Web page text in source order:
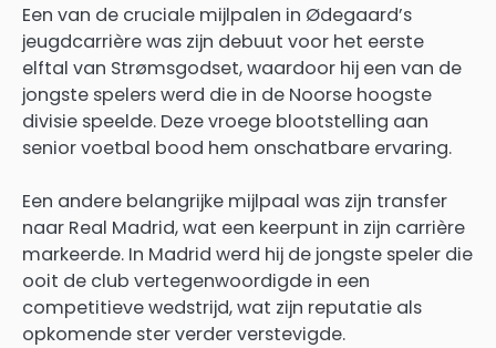
Een van de cruciale mijlpalen in Ødegaard’s
jeugdcarrière was zijn debuut voor het eerste
elftal van Strømsgodset, waardoor hij een van de
jongste spelers werd die in de Noorse hoogste
divisie speelde. Deze vroege blootstelling aan
senior voetbal bood hem onschatbare ervaring.
Een andere belangrijke mijlpaal was zijn transfer
naar Real Madrid, wat een keerpunt in zijn carrière
markeerde. In Madrid werd hij de jongste speler die
ooit de club vertegenwoordigde in een
competitieve wedstrijd, wat zijn reputatie als
opkomende ster verder verstevigde.